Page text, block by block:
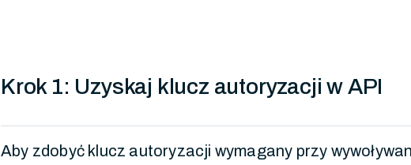
Krok 1: Uzyskaj klucz autoryzacji w API
Aby zdobyć klucz autoryzacji wymagany przy